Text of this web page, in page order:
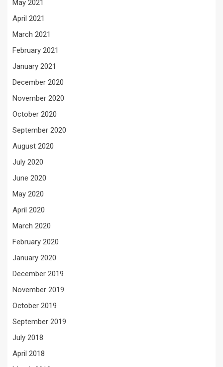
May 2021
April 2021
March 2021
February 2021
January 2021
December 2020
November 2020
October 2020
September 2020
August 2020
July 2020
June 2020
May 2020
April 2020
March 2020
February 2020
January 2020
December 2019
November 2019
October 2019
September 2019
July 2018
April 2018